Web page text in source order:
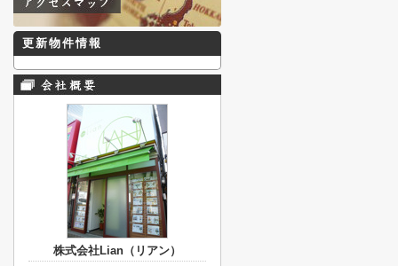
更新物件情報
株式会社Lian（リアン）